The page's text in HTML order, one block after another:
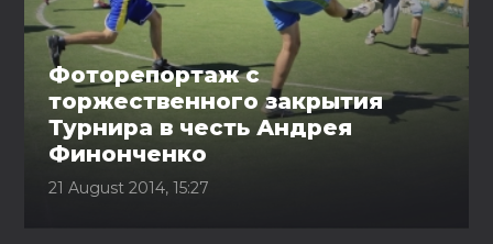
Фоторепортаж с
торжественного закрытия
Турнира в честь Андрея
Финонченко
21 August 2014, 15:27